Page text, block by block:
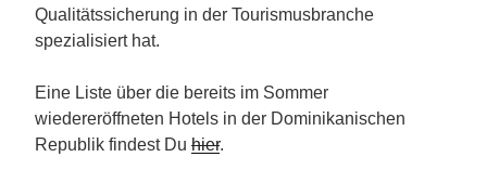
Qualitätssicherung in der Tourismusbranche
spezialisiert hat.
Eine Liste über die bereits im Sommer
wiedereröffneten Hotels in der Dominikanischen
Republik findest Du hier.